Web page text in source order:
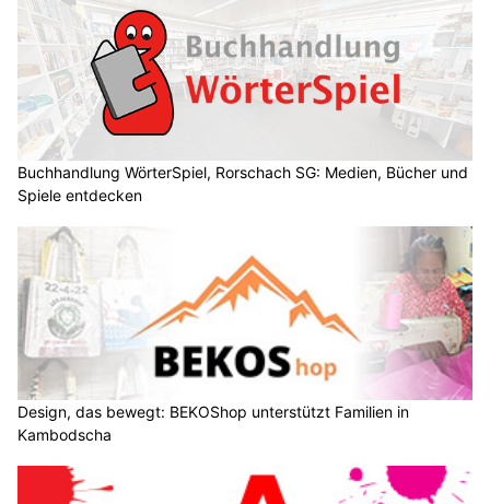
Buchhandlung WörterSpiel, Rorschach SG: Medien, Bücher und
Spiele entdecken
Design, das bewegt: BEKOShop unterstützt Familien in
Kambodscha